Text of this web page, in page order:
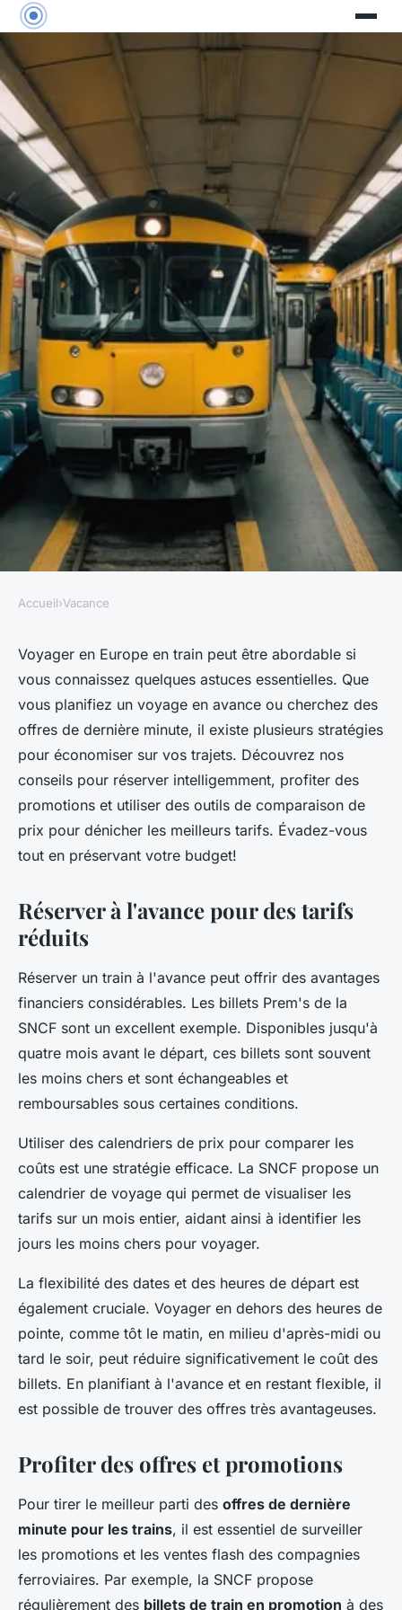
Astuces pour trouver un train
pas cher en europe
Constance•26 août 2024•3 min de lecture
Accueil›Vacance
Voyager en Europe en train peut être abordable si
vous connaissez quelques astuces essentielles. Que
vous planifiez un voyage en avance ou cherchez des
offres de dernière minute, il existe plusieurs stratégies
pour économiser sur vos trajets. Découvrez nos
conseils pour réserver intelligemment, profiter des
promotions et utiliser des outils de comparaison de
prix pour dénicher les meilleurs tarifs. Évadez-vous
tout en préservant votre budget!
Réserver à l'avance pour des tarifs
réduits
Réserver un train à l'avance peut offrir des avantages
financiers considérables. Les billets Prem's de la
SNCF sont un excellent exemple. Disponibles jusqu'à
quatre mois avant le départ, ces billets sont souvent
les moins chers et sont échangeables et
remboursables sous certaines conditions.
Utiliser des calendriers de prix pour comparer les
coûts est une stratégie efficace. La SNCF propose un
calendrier de voyage qui permet de visualiser les
tarifs sur un mois entier, aidant ainsi à identifier les
jours les moins chers pour voyager.
La flexibilité des dates et des heures de départ est
également cruciale. Voyager en dehors des heures de
pointe, comme tôt le matin, en milieu d'après-midi ou
tard le soir, peut réduire significativement le coût des
billets. En planifiant à l'avance et en restant flexible, il
est possible de trouver des offres très avantageuses.
Profiter des offres et promotions
Pour tirer le meilleur parti des offres de dernière
minute pour les trains, il est essentiel de surveiller
les promotions et les ventes flash des compagnies
ferroviaires. Par exemple, la SNCF propose
régulièrement des billets de train en promotion à des